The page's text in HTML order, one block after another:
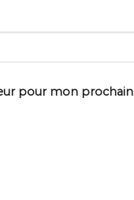
pour mon prochain